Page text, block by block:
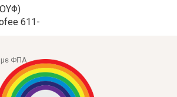
611-
με ΦΠΑ